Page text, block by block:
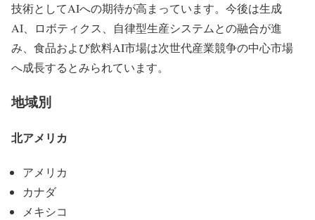
技術としてAIへの期待が高まっています。今後は生成
AI、ロボティクス、自律型生産システムとの融合が進
み、食品および飲料AI市場は次世代産業競争の中心市場
へ成長するとみられています。
地域別
北アメリカ
アメリカ
カナダ
メキシコ